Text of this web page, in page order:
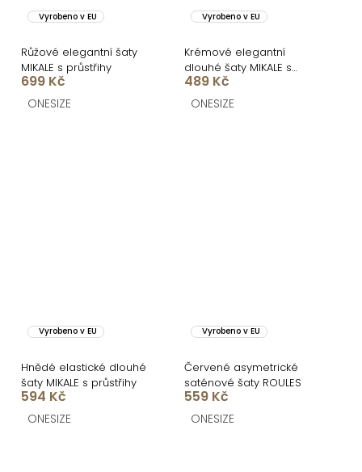
Vyrobeno v EU
Růžové elegantní šaty
MIKALE s průstřihy
699 Kč
ONESIZE
Vyrobeno v EU
Krémové elegantní
dlouhé šaty MIKALE s
průstřihy
489 Kč
ONESIZE
Vyrobeno v EU
Hnědé elastické dlouhé
šaty MIKALE s průstřihy
594 Kč
ONESIZE
Vyrobeno v EU
Červené asymetrické
saténové šaty ROULES
559 Kč
ONESIZE